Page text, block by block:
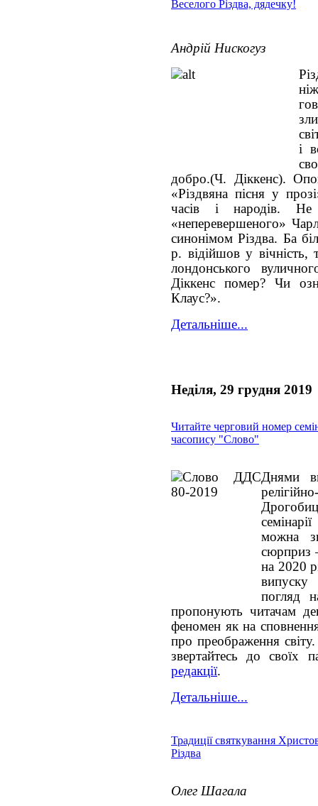
Веселого Різдва, дядечку!
Андрій Нискогуз
і
добро.(Ч. Діккенс).
«Різдвяна пісня у
часів і народів.
«неперевершеного»
синонімом Різдва. Ба
р. відійшов у вічність,
лондонського
Діккенс помер? Чи
Клаус?».
Детальніше...
Неділя, 29 грудня 2019
Читайте черговий номер
часопису "Слово"
Днями
семінарії
можна
сюрприз
на 2020
випуску
погляд
пропонують читачам
феномен як на
про преображення
звертайтесь до своїх
редакції.
Детальніше...
Традиції святкування
Різдва
Олег Шагала